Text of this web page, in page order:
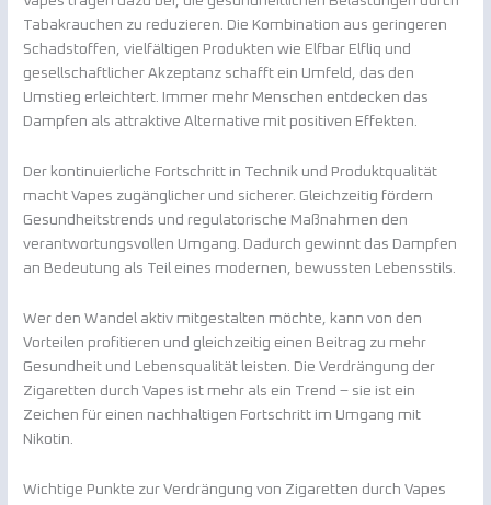
Tabakrauchen zu reduzieren. Die Kombination aus geringeren
Schadstoffen, vielfältigen Produkten wie Elfbar Elfliq und
gesellschaftlicher Akzeptanz schafft ein Umfeld, das den
Umstieg erleichtert. Immer mehr Menschen entdecken das
Dampfen als attraktive Alternative mit positiven Effekten.
Der kontinuierliche Fortschritt in Technik und Produktqualität
macht Vapes zugänglicher und sicherer. Gleichzeitig fördern
Gesundheitstrends und regulatorische Maßnahmen den
verantwortungsvollen Umgang. Dadurch gewinnt das Dampfen
an Bedeutung als Teil eines modernen, bewussten Lebensstils.
Wer den Wandel aktiv mitgestalten möchte, kann von den
Vorteilen profitieren und gleichzeitig einen Beitrag zu mehr
Gesundheit und Lebensqualität leisten. Die Verdrängung der
Zigaretten durch Vapes ist mehr als ein Trend – sie ist ein
Zeichen für einen nachhaltigen Fortschritt im Umgang mit
Nikotin.
Wichtige Punkte zur Verdrängung von Zigaretten durch Vapes